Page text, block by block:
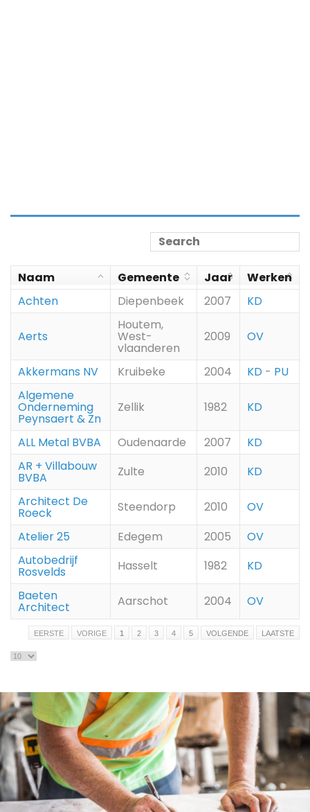
Naam Gemeente Jaar
Werken
Achten
Diepenbeek 2007 KD
Aerts
Houtem,
West-
vlaanderen
2009 OV
Akkermans NV Kruibeke 2004 KD - PU
Algemene
Onderneming
Peynsaert & Zn
Zellik 1982 KD
ALL Metal BVBA Oudenaarde 2007
KD
AR + Villabouw
BVBA Zulte 2010
KD
Architect De
Roeck Steendorp 2010
OV
Atelier 25
Edegem 2005
OV
Autobedrijf
Rosvelds Hasselt 1982
KD
Baeten
Architect Aarschot 2004 OV
EERSTE VORIGE 1 2 3 4 5 VOLGENDE LAATSTE